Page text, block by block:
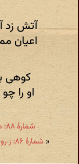
آتش زد
اعیان
کوهی
او را
شمارهٔ ۸۸: هر که را زلف چو زنجیر تو دیوانه کند
« شمارهٔ ۸۶: ز رویت ماه تابان آفریدند